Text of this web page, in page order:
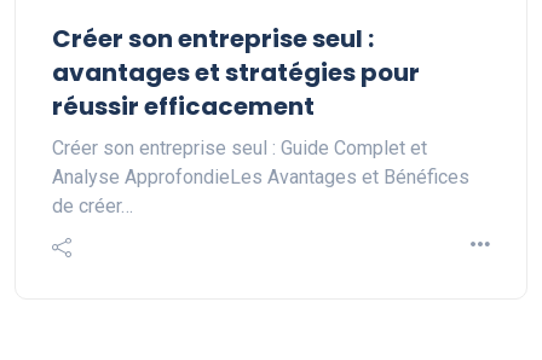
Créer son entreprise seul :
avantages et stratégies pour
réussir efficacement
Créer son entreprise seul : Guide Complet et
Analyse ApprofondieLes Avantages et Bénéfices
de créer…